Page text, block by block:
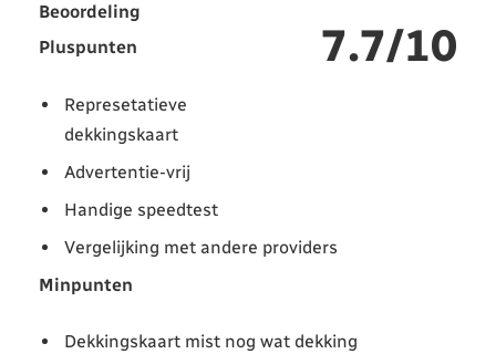
7.7/10
Beoordeling
Pluspunten
Represetatieve
dekkingskaart
Advertentie-vrij
Handige speedtest
Vergelijking met andere providers
Minpunten
Dekkingskaart mist nog wat dekking